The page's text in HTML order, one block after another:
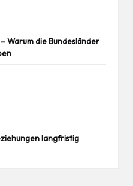
Warum die Bundesländer
langfristig